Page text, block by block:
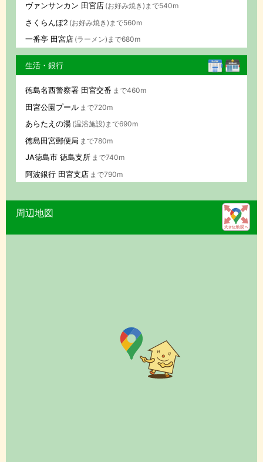
ヴァンサンカン 田宮店 (お好み焼き)まで540m
さくらんぼ2 (お好み焼き)まで560m
一番亭 田宮店 (ラーメン)まで680m
生活・銀行
徳島名西警察署 田宮交番 まで460m
田宮公園プール まで720m
あらたえの湯 (温浴施設)まで690m
徳島田宮郵便局 まで780m
JA徳島市 徳島支所 まで740m
阿波銀行 田宮支店 まで790m
周辺地図